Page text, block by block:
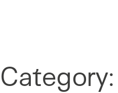
Category: